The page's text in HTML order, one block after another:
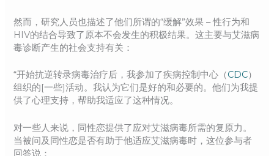
然而，研究人员也描述了他们所谓的“缓解”效果 – 性行为和
HIV的结合导致了原本不会发生的积极结果。这主要与艾滋病
毒诊断产生的社会支持有关：
“开始抗逆转录病毒治疗后，我参加了疾病控制中心（CDC）
组织的[一些]活动。我认为它们是好的和必要的。他们为我提
供了心理支持，帮助我适应了这种情况。
对一些人来说，同性恋提供了应对艾滋病毒所需的复原力。
当被问及同性恋是否有助于他适应艾滋病毒时，这位参与者
回答说：